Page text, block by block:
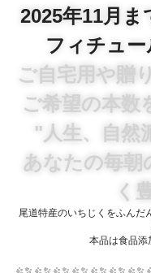
2025年11月
フィチュ
ご自宅用や贈
ご希望の本数
"人生、自然
あなたの毎朝
く
尾道特産のいちじくをふん
本品は食品添